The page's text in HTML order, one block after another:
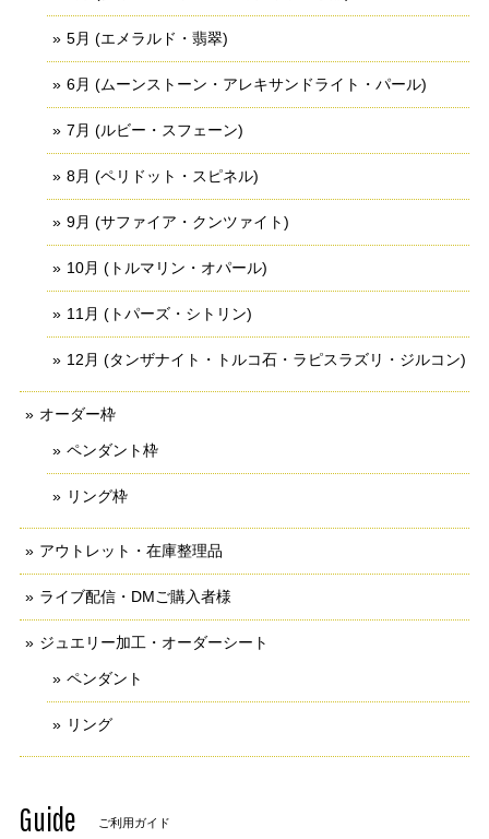
5月 (エメラルド・翡翠)
6月 (ムーンストーン・アレキサンドライト・パール)
7月 (ルビー・スフェーン)
8月 (ペリドット・スピネル)
9月 (サファイア・クンツァイト)
10月 (トルマリン・オパール)
11月 (トパーズ・シトリン)
12月 (タンザナイト・トルコ石・ラピスラズリ・ジルコン)
オーダー枠
ペンダント枠
リング枠
アウトレット・在庫整理品
ライブ配信・DMご購入者様
ジュエリー加工・オーダーシート
ペンダント
リング
Guide ご利用ガイド